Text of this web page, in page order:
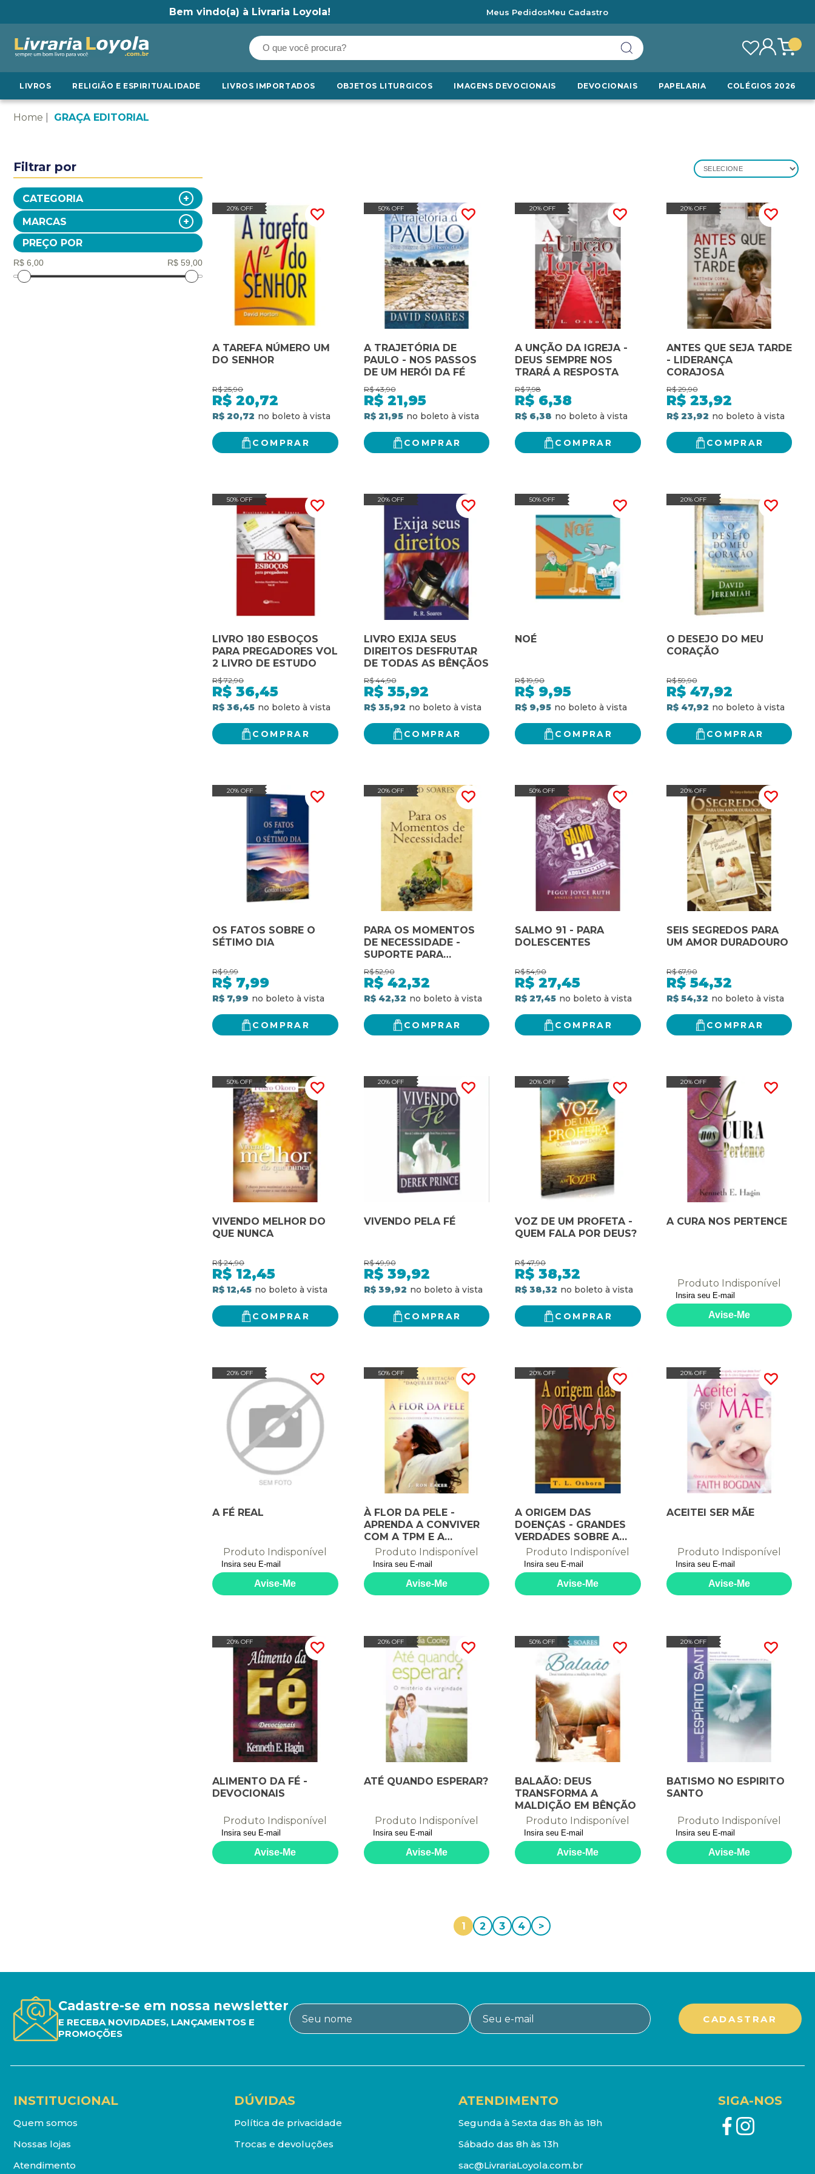
Bem vindo(a) à Livraria Loyola! Meus PedidosMeu Cadastro
LIVROS RELIGIÃO E ESPIRITUALIDADE LIVROS IMPORTADOS OBJETOS LITURGICOS IMAGENS DEVOCIONAIS DEVOCIONAIS PAPELARIA COLÉGIOS 2026
Home GRAÇA EDITORIAL
Filtrar por
CATEGORIA
MARCAS
PREÇO POR
SELECIONE
20% OFF
A TAREFA NÚMERO UM
DO SENHOR
R$ 25,90
R$ 20,72
R$ 20,72
COMPRAR
50% OFF
A TRAJETÓRIA DE
PAULO - NOS PASSOS
DE UM HERÓI DA FÉ
R$ 43,90
R$ 21,95
R$ 21,95
COMPRAR
20% OFF
A UNÇÃO DA IGREJA -
DEUS SEMPRE NOS
TRARÁ A RESPOSTA
R$ 7,98
R$ 6,38
R$ 6,38
COMPRAR
20% OFF
ANTES QUE SEJA TARDE
- LIDERANÇA
CORAJOSA
R$ 29,90
R$ 23,92
R$ 23,92
COMPRAR
50% OFF
LIVRO 180 ESBOÇOS
PARA PREGADORES VOL
2 LIVRO DE ESTUDO
R$ 72,90
R$ 36,45
R$ 36,45
COMPRAR
20% OFF
LIVRO EXIJA SEUS
DIREITOS DESFRUTAR
DE TODAS AS BÊNÇÃOS
R$ 44,90
R$ 35,92
R$ 35,92
COMPRAR
50% OFF
NOÉ
R$ 19,90
R$ 9,95
R$ 9,95
COMPRAR
20% OFF
O DESEJO DO MEU
CORAÇÃO
R$ 59,90
R$ 47,92
R$ 47,92
COMPRAR
20% OFF
OS FATOS SOBRE O
SÉTIMO DIA
R$ 9,99
R$ 7,99
R$ 7,99
COMPRAR
20% OFF
PARA OS MOMENTOS
DE NECESSIDADE -
SUPORTE PARA
ENFRENTAR AS
ADVERSIDADES
R$ 52,90
R$ 42,32
R$ 42,32
COMPRAR
50% OFF
SALMO 91 - PARA
DOLESCENTES
R$ 54,90
R$ 27,45
R$ 27,45
COMPRAR
20% OFF
SEIS SEGREDOS PARA
UM AMOR DURADOURO
R$ 67,90
R$ 54,32
R$ 54,32
COMPRAR
50% OFF
VIVENDO MELHOR DO
QUE NUNCA
R$ 24,90
R$ 12,45
R$ 12,45
COMPRAR
20% OFF
VIVENDO PELA FÉ
R$ 49,90
R$ 39,92
R$ 39,92
COMPRAR
20% OFF
VOZ DE UM PROFETA -
QUEM FALA POR DEUS?
R$ 47,90
R$ 38,32
R$ 38,32
COMPRAR
20% OFF
A CURA NOS PERTENCE
Produto Indisponível
20% OFF
A FÉ REAL
Produto Indisponível
50% OFF
À FLOR DA PELE -
APRENDA A CONVIVER
COM A TPM E A
MENOPAUSA
Produto Indisponível
20% OFF
A ORIGEM DAS
DOENÇAS - GRANDES
VERDADES SOBRE A
GUERRA ESPIRITUAL
Produto Indisponível
20% OFF
ACEITEI SER MÃE
Produto Indisponível
20% OFF
ALIMENTO DA FÉ -
DEVOCIONAIS
Produto Indisponível
20% OFF
ATÉ QUANDO ESPERAR?
Produto Indisponível
50% OFF
BALAÃO: DEUS
TRANSFORMA A
MALDIÇÃO EM BÊNÇÃO
Produto Indisponível
20% OFF
BATISMO NO ESPIRITO
SANTO
Produto Indisponível
1 2 3 4 >
Cadastre-se em nossa newsletter
E RECEBA NOVIDADES, LANÇAMENTOS E
PROMOÇÕES
INSTITUCIONAL
Quem somos
Nossas lojas
Atendimento
DÚVIDAS
Política de privacidade
Trocas e devoluções
ATENDIMENTO
Segunda à Sexta das 8h às 18h
Sábado das 8h às 13h
sac@LivrariaLoyola.com.br
SIGA-NOS